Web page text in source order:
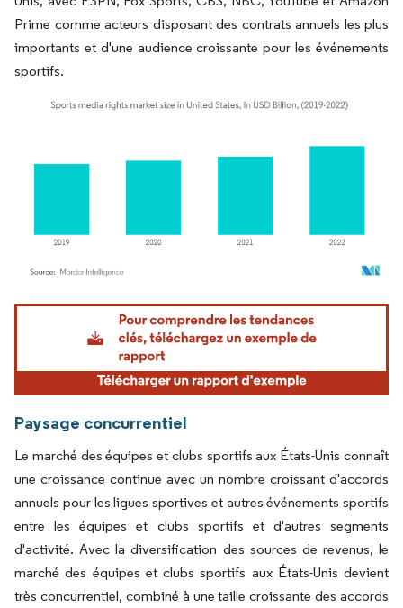
Prime comme acteurs disposant des contrats annuels les plus
importants et d'une audience croissante pour les événements
sportifs.
Image © Mordor Intelligence. La réutilisation nécessite une attribution sous CC BY
Paysage concurrentiel
Le marché des équipes et clubs sportifs aux États-Unis connaît
une croissance continue avec un nombre croissant d'accords
annuels pour les ligues sportives et autres événements sportifs
entre les équipes et clubs sportifs et d'autres segments
d'activité. Avec la diversification des sources de revenus, le
marché des équipes et clubs sportifs aux États-Unis devient
très concurrentiel, combiné à une taille croissante des accords